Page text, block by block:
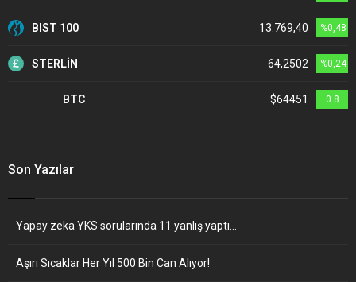
BIST 100 13.769,40 %0,48
STERLİN 64,2502 %0,24
BTC $64451 0.8
Son Yazılar
Yapay zeka YKS sorularında 11 yanlış yaptı…
Aşırı Sıcaklar Her Yıl 500 Bin Can Alıyor!